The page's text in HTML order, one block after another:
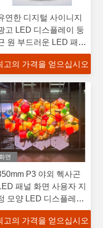
연한 디지털 사이니지
고 LED 디스플레이 둥
원 부드러운 LED 패널
선 화면
고의 가격을 얻으십시오
면
P3 야외 헥사곤
패널 화면 사용자 지
모양 LED 디스플레이
형 LED 디스플레이
고의 가격을 얻으십시오